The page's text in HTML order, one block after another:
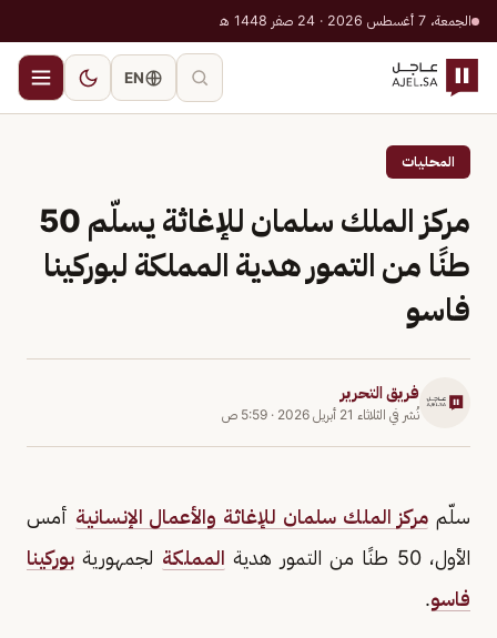
الجمعة، 7 أغسطس 2026 · 24 صفر 1448 هـ
EN
المحليات
مركز الملك سلمان للإغاثة يسلّم 50
طنًا من التمور هدية المملكة لبوركينا
فاسو
فريق التحرير
نُشر في الثلاثاء 21 أبريل 2026 · 5:59 ص
سلّم مركز الملك سلمان للإغاثة والأعمال الإنسانية أمس
الأول، 50 طنًا من التمور هدية
المملكة لجمهورية بوركينا
فاسو.